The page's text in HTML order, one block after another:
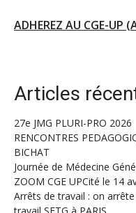
ADHEREZ AU CGE-
Articles
27e JMG PLURI-PRO 2026
RENCONTRES
BICHAT
Journée de Médecine
ZOOM CGE UPCité le 14
Arrêts de travail : on